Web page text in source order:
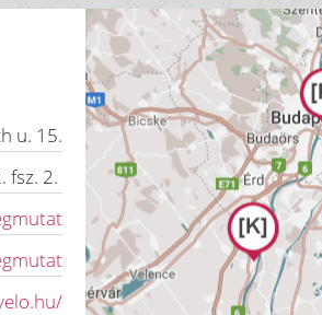
u. 15.
fsz. 2.